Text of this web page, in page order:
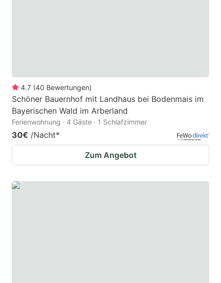
4.7 (40 Bewertungen)
Schöner Bauernhof mit Landhaus bei Bodenmais im
Bayerischen Wald im Arberland
Ferienwohnung · 4 Gäste · 1 Schlafzimmer
30€ /Nacht*
Zum Angebot